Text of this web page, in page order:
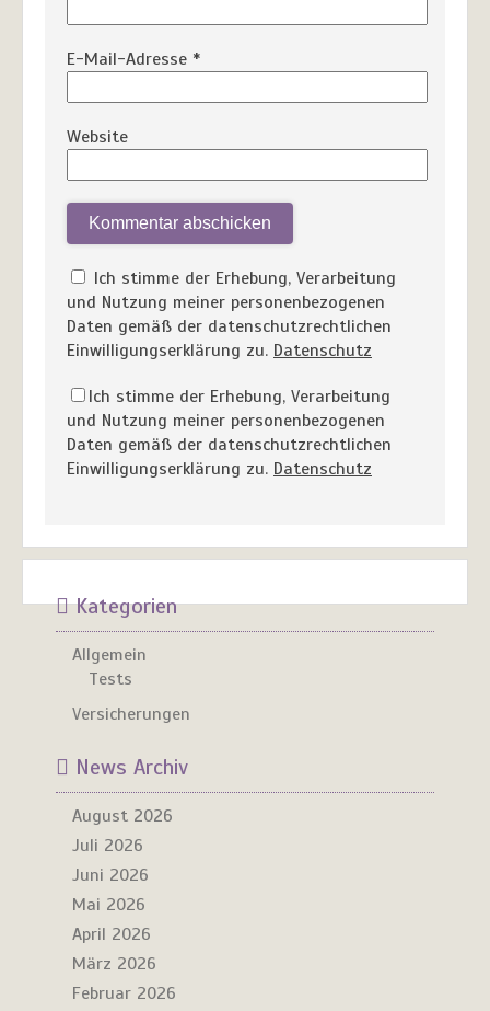
E-Mail-Adresse *
Website
Ich stimme der Erhebung, Verarbeitung
und Nutzung meiner personenbezogenen
Daten gemäß der datenschutzrechtlichen
Einwilligungserklärung zu. Datenschutz
Ich stimme der Erhebung, Verarbeitung
und Nutzung meiner personenbezogenen
Daten gemäß der datenschutzrechtlichen
Einwilligungserklärung zu. Datenschutz
Kategorien
Allgemein
Tests
Versicherungen
News Archiv
August 2026
Juli 2026
Juni 2026
Mai 2026
April 2026
März 2026
Februar 2026